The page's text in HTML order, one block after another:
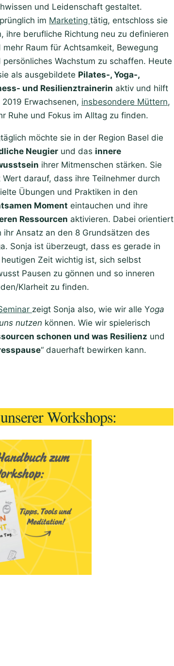
und Leidenschaft gestaltet.
im Marketing tätig, entschloss sie
ihre berufliche Richtung neu zu definieren
mehr Raum für Achtsamkeit, Bewegung
persönliches Wachstum zu schaffen. Heute
als ausgebildete Pilates-, Yoga-,
und Resilienztrainerin aktiv und hilft
2019 Erwachsenen, insbesondere Müttern,
Ruhe und Fokus im Alltag zu finden.
möchte sie in der Region Basel die
Neugier und das innere
ihrer Mitmenschen stärken. Sie
Wert darauf, dass ihre Teilnehmer durch
Übungen und Praktiken in den
Moment eintauchen und ihre
Ressourcen aktivieren. Dabei orientiert
ihr Ansatz an den 8 Grundsätzen des
Sonja ist überzeugt, dass es gerade in
Zeit wichtig ist, sich selbst
Pausen zu gönnen und so inneren
Klarheit zu finden.
zeigt Sonja also, wie wir alle Yoga
nutzen können. Wie wir spielerisch
schonen und was Resilienz und
“ dauerhaft bewirken kann.
Workshops: